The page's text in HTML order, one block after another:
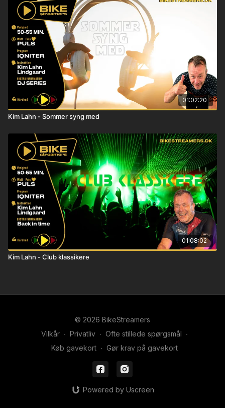
01:02:20
Kim Lahn - Sommer syng med
01:08:02
Kim Lahn - Club klassikere
© 2026 BikeStreamers
Vilkår ∙ Privatliv ∙ Ofte stillede spørgsmål ∙
Køb gavekort ∙ Gør krav på gavekort
Powered by Uscreen